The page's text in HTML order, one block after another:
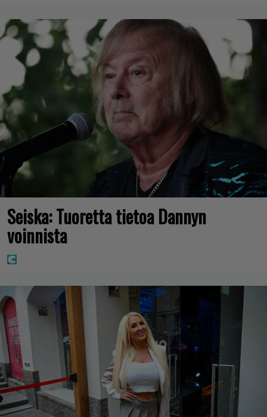
Seiska: Tuoretta tietoa Dannyn
voinnista